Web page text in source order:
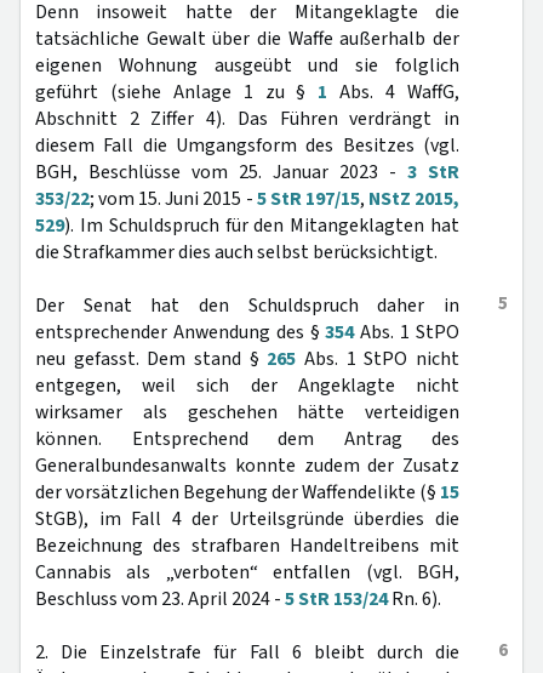
Denn insoweit hatte der Mitangeklagte die
tatsächliche Gewalt über die Waffe außerhalb der
eigenen Wohnung ausgeübt und sie folglich
geführt (siehe Anlage 1 zu § 1 Abs. 4 WaffG,
Abschnitt 2 Ziffer 4). Das Führen verdrängt in
diesem Fall die Umgangsform des Besitzes (vgl.
BGH, Beschlüsse vom 25. Januar 2023 - 3 StR
353/22; vom 15. Juni 2015 -5 StR 197/15, NStZ 2015,
529). Im Schuldspruch für den Mitangeklagten hat
die Strafkammer dies auch selbst berücksichtigt.
5
Der Senat hat den Schuldspruch daher in
entsprechender Anwendung des §354Abs. 1 StPO
neu gefasst. Dem stand § 265 Abs. 1 StPO nicht
entgegen, weil sich der Angeklagte nicht
wirksamer als geschehen hätte verteidigen
können. Entsprechend dem Antrag des
Generalbundesanwalts konnte zudem der Zusatz
der vorsätzlichen Begehung der Waffendelikte (§ 15
StGB), im Fall 4 der Urteilsgründe überdies die
Bezeichnung des strafbaren Handeltreibens mit
Cannabis als „verboten“ entfallen (vgl. BGH,
Beschluss vom 23. April 2024 -5 StR 153/24Rn. 6).
6
2. Die Einzelstrafe für Fall 6 bleibt durch die